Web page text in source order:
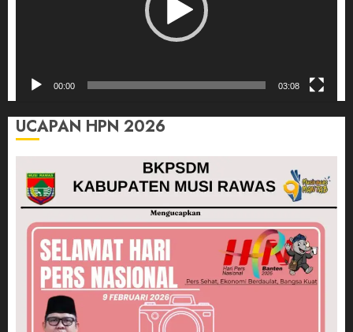
00:00 03:08
UCAPAN HPN 2026